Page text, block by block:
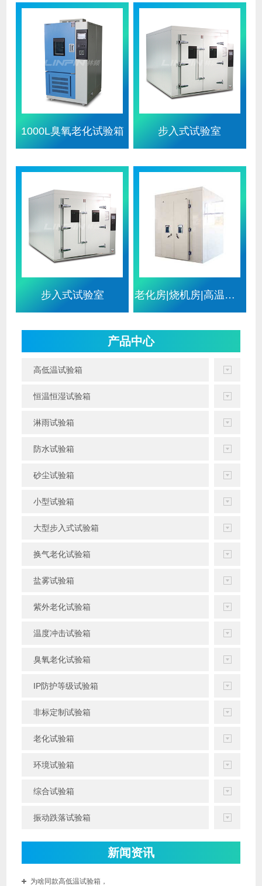
1000L臭氧老化试验箱 步入式试验室
步入式试验室 老化房|烧机房|高温老化房|恒
产品中心
高低温试验箱
恒温恒湿试验箱
淋雨试验箱
防水试验箱
砂尘试验箱
小型试验箱
大型步入式试验箱
换气老化试验箱
盐雾试验箱
紫外老化试验箱
温度冲击试验箱
臭氧老化试验箱
IP防护等级试验箱
非标定制试验箱
老化试验箱
环境试验箱
综合试验箱
振动跌落试验箱
新闻资讯
为啥同款高低温试验箱，